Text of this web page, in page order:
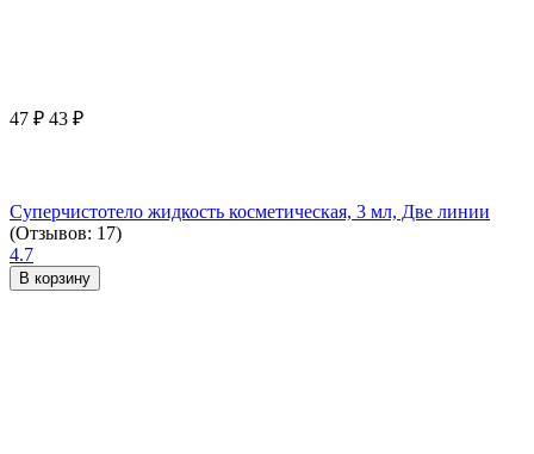
47 ₽ 43 ₽
Суперчистотело жидкость косметическая, 3 мл, Две линии
(Отзывов: 17)
4.7
В корзину